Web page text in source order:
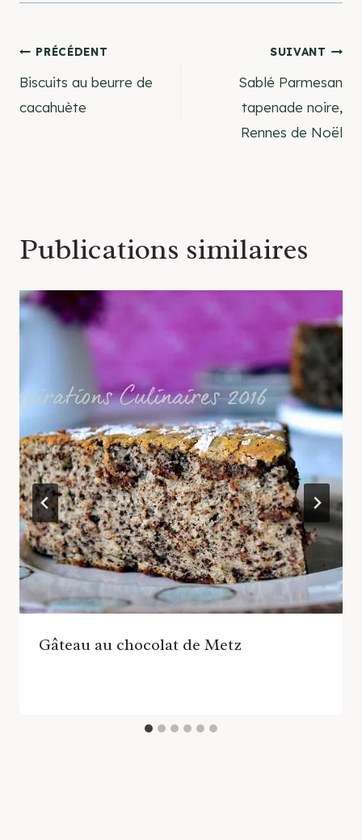
Navigation
de
PRÉCÉDENT
Biscuits au beurre de
cacahuète
SUIVANT
Sablé Parmesan
tapenade noire,
Rennes de Noël
Publications similaires
Gâteau au chocolat de Metz